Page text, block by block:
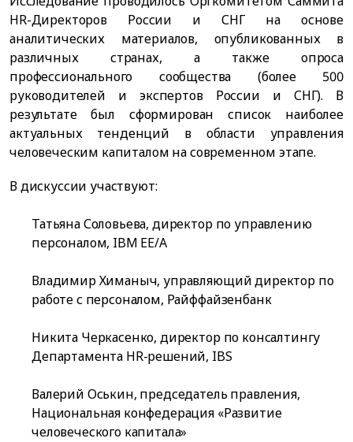
HR-Директоров России и СНГ на основе
аналитических материалов, опубликованных в
различных странах, а также опроса
профессионального сообщества (более 500
руководителей и экспертов России и СНГ). В
результате был сформирован список наиболее
актуальных тенденций в области управления
человеческим капиталом на современном этапе.
В дискуссии участвуют:
Татьяна Соловьева, директор по управлению
персоналом, IBM EE/A
Владимир Химаныч, управляющий директор по
работе с персоналом, Райффайзенбанк
Никита Черкасенко, директор по консалтингу
Департамента HR-решений, IBS
Валерий Оськин, председатель правления,
Национальная конфедерация «Развитие
человеческого капитала»